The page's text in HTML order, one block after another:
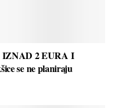
2 EURA I
se ne planiraju